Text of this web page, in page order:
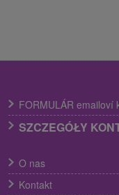
FORMULÁR emailoví
SZCZEGÓŁY
O nas
Kontakt